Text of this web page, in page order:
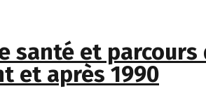
santé et
et après 1990